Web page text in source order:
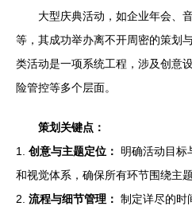
大型庆典活动，如企业年会、
等，其成功举办离不开周密的策划
类活动是一项系统工程，涉及创意
险管控等多个层面。
策划关键点：
1. 创意与主题定位：
明确活动目标
和视觉体系，确保所有环节围绕主题
2. 流程与细节管理： 制定详尽的时